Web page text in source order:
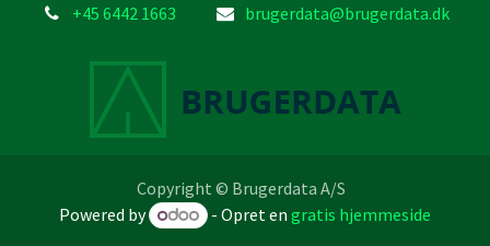
+45 6442 1663
brugerdata@brugerdata.dk
Copyright © Brugerdata A/S
Powered by
- Opret engratis hjemmeside